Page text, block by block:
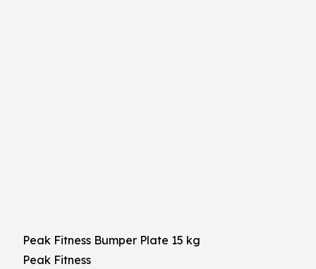
Peak Fitness Bumper Plate 15 kg
Peak Fitness